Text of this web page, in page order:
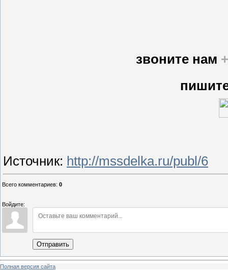
звоните нам
Источник: http://mssdelka.ru/publ/6
Всего комментариев: 0
Войдите:
Отправить
Полная версия сайта